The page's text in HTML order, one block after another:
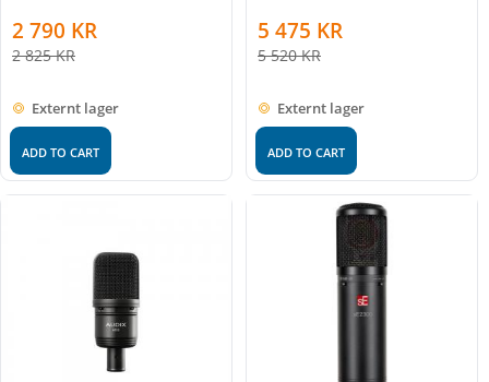
2 790 KR
2 825KR
Externt lager
ADD TO CART
5 475 KR
5 520KR
Externt lager
ADD TO CART